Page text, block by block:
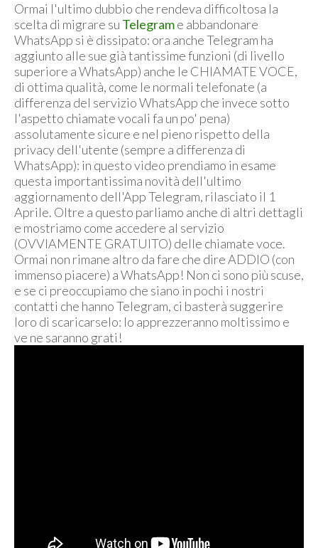
Ormai l'ultimo dubbio che rendeva difficoltosa la
scelta di migrare su Telegrame abbandonare
WhatsApp si è dissipato: ora anche Telegram ha
aggiunto alle sue già tantissime funzioni (di livello
superiore a WhatsApp) anche le CHIAMATE VOCE,
di ottima qualità, come le normali telefonate (a
differenza del servizio WhatsApp che invece sotto
l'aspetto chiamate vocali fa un po' pena)
assolutamente sicure e nel pieno rispetto della
privacy dell'utente (sempre a differenza di
WhatsApp): in questo video prendiamo in esame
questa importantissima novità dell'ultimo
aggiornamento dell'App Telegram, rilasciato il 1
Aprile. Oltre a questo parliamo anche di altri dettagli
e mostriamo come accedere al servizio
(OVVIAMENTE GRATUITO) delle chiamate voce.
Ormai non rimane altro da fare che dire ADDIO (con
immenso piacere) a WhatsApp! Non ci sono più scuse,
e se ci preoccupiamo che siano in pochi i nostri
contatti che hanno Telegram, ci basterà suggerire
loro di scaricarselo: lo apprezzeranno moltissimo e
ve ne saranno grati!